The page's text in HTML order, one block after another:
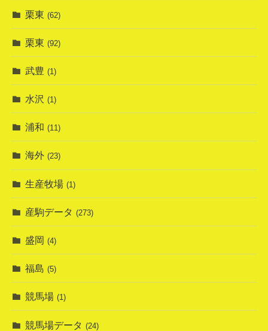
栗東 (62)
栗東 (92)
武豊 (1)
水沢 (1)
浦和 (11)
海外 (23)
生産牧場 (1)
産駒データ (273)
盛岡 (4)
福島 (5)
競馬場 (1)
競馬場データ (24)